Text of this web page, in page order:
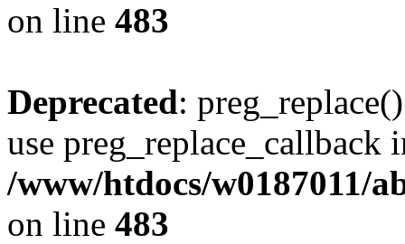
on line 483
Deprecated:
use preg_replace_callback
/www/htdocs/w0187011/
on line 483